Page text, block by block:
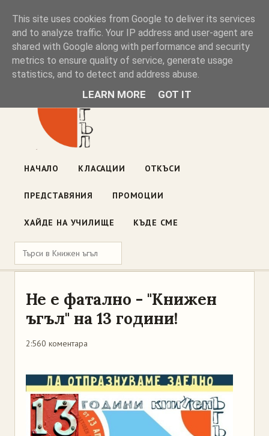
Книжен ъгъл
Блог на книжарницата — класации, откъси, нови книги
ул. „Оборище" 117, София· пон–пет 10:00–19:00 ·
НАЧАЛО КЛАСАЦИИ ОТКЪСИ
ПРЕДСТАВЯНИЯ ПРОМОЦИИ
ХАЙДЕ НА УЧИЛИЩЕ КЪДЕ СМЕ
Не е фатално - "Книжен
ъгъл" на 13 години!
2:560 коментара
This site uses cookies from Google to deliver its services
and to analyze traffic. Your IP address and user-agent are
shared with Google along with performance and security
metrics to ensure quality of service, generate usage
statistics, and to detect and address abuse.
LEARN MORE GOT IT